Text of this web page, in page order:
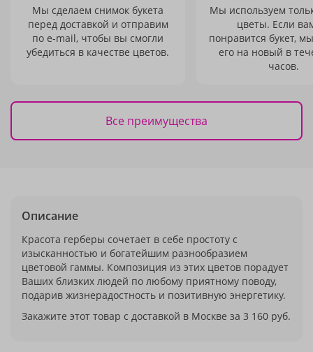
Мы сделаем снимок букета
перед доставкой и отправим
по e-mail, чтобы вы смогли
убедиться в качестве цветов.
Мы используем
цветы. Если
понравится букет,
его на новый в
часов.
Все преимущества
Описание
Красота герберы сочетает в себе простоту с
изысканностью и богатейшим разнообразием
цветовой гаммы. Композиция из этих цветов порадует
Ваших близких людей по любому приятному поводу,
подарив жизнерадостность и позитивную энергетику.
Закажите этот товар с доставкой в Москве за 3 160 руб.